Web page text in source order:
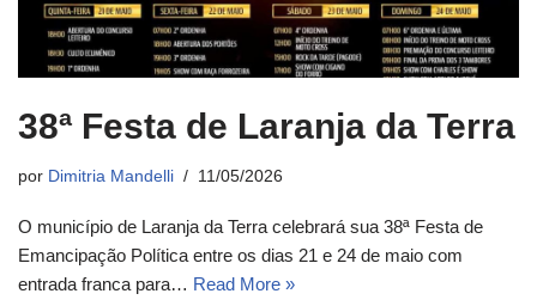
38ª Festa de Laranja da Terra
por Dimitria Mandelli 11/05/2026
O município de Laranja da Terra celebrará sua 38ª Festa de
Emancipação Política entre os dias 21 e 24 de maio com
entrada franca para… Read More »